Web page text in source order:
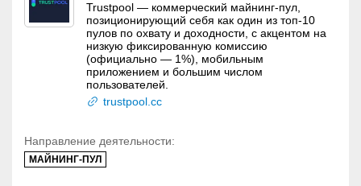
Trustpool — коммерческий майнинг-пул,
позиционирующий себя как один из топ-10
пулов по охвату и доходности, с акцентом на
низкую фиксированную комиссию
(официально — 1%), мобильным
приложением и большим числом
пользователей.
trustpool.cc
Направление деятельности:
МАЙНИНГ-ПУЛ